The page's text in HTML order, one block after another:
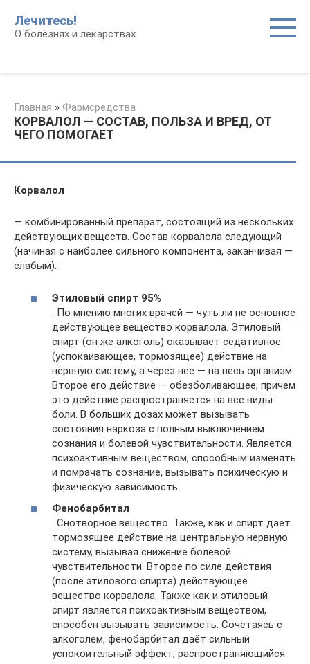
контенту
Лечитесь!
О болезнях и лекарствах
Главная » Фармсредства
КОРВАЛОЛ — СОСТАВ, ПОЛЬЗА И ВРЕД, ОТ
ЧЕГО ПОМОГАЕТ
Корвалол
— комбинированный препарат, состоящий из нескольких
действующих веществ. Состав корвалола следующий
(начиная с наиболее сильного компонента, заканчивая —
слабым):
Этиловый спирт 95%
. По мнению многих врачей — чуть ли не основное
действующее вещество корвалола. Этиловый
спирт (он же алкоголь) оказывает седативное
(успокаивающее, тормозящее) действие на
нервную систему, а через нее — на весь организм.
Второе его действие — обезболивающее, причем
это действие распространяется на все виды
боли. В больших дозах может вызывать
состояния наркоза с полным выключением
сознания и болевой чувствительности. Является
психоактивным веществом, способным изменять
и помрачать сознание, вызывать психическую и
физическую зависимость.
Фенобарбитал
. Снотворное вещество. Также, как и спирт дает
тормозящее действие на центральную нервную
систему, вызывая снижение болевой
чувствительности. Второе по силе действия
(после этилового спирта) действующее
вещество корвалола. Также как и этиловый
спирт является психоактивным веществом,
способен вызывать зависимость. Сочетаясь с
алкоголем, фенобарбитал даёт сильный
успокоительный эффект, распространяющийся